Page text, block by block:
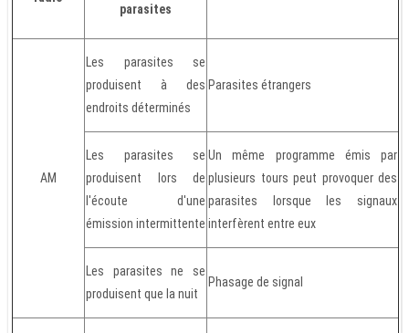
parasites
AM
Les parasites se
produisent à des
endroits déterminés
Parasites étrangers
Les parasites se
produisent lors de
l'écoute d'une
émission intermittente
Un même programme émis par
plusieurs tours peut provoquer des
parasites lorsque les signaux
interfèrent entre eux
Les parasites ne se
produisent que la nuit
Phasage de signal